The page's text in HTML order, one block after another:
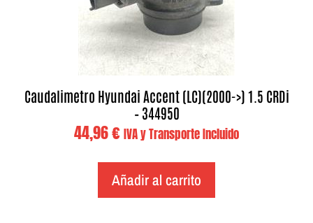
Caudalimetro Hyundai Accent (LC)(2000->) 1.5 CRDi
– 344950
44,96€ IVA y Transporte Incluido
Añadir al carrito